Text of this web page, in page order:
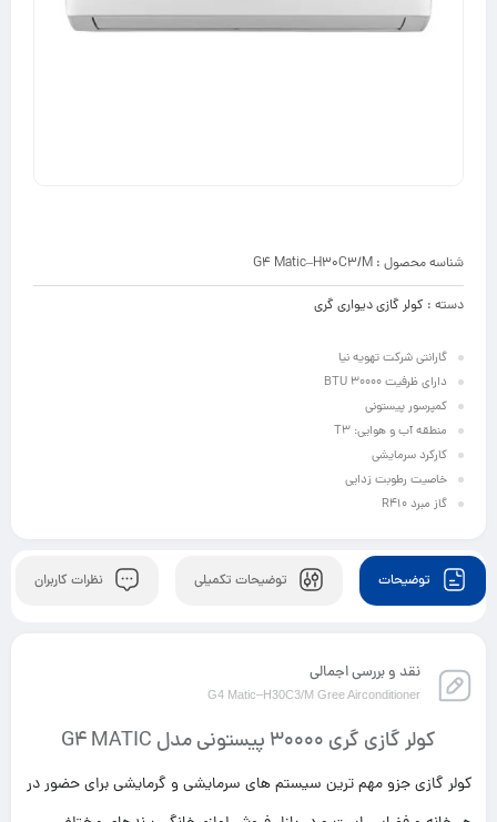
شناسه محصول : G4 Matic–H30C3/M
دسته : کولر گازی دیواری گری
گارانتی شرکت تهویه نیا
دارای ظرفیت 30000 BTU
کمپرسور پیستونی
منطقه آب و هوایی: T3
کارکرد سرمایشی
خاصیت رطوبت زدایی
گاز مبرد R410
توضیحات توضیحات تکمیلی نظرات کاربران
نقد و بررسی اجمالی
G4 Matic–H30C3/M Gree Airconditioner
کولر گازی گری 30000 پیستونی مدل G4 MATIC
کولر گازی جزو مهم ترین سیستم های سرمایشی و گرمایشی برای حضور در